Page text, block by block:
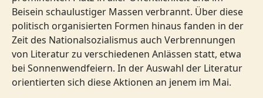
Beisein schaulustiger Massen verbrannt. Über diese
politisch organisierten Formen hinaus fanden in der
Zeit des Nationalsozialismus auch Verbrennungen
von Literatur zu verschiedenen Anlässen statt, etwa
bei Sonnenwendfeiern. In der Auswahl der Literatur
orientierten sich diese Aktionen an jenem im Mai.